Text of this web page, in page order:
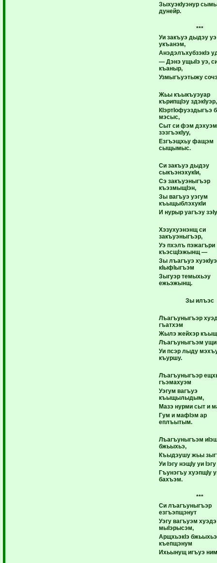
ЗыхуэкIуэнур
дунейр.
***
Уи закъуэ дыдэу уэ
укъанэм,
АнэдэлъхубзэкIэ
— Дэнэ ущыIэ уэ,
къаныр,
Узмыгъуэтыжу
Жьы къыкъуэуар
кърипщIэу здэкIуэр,
КIэртIофуэздыгъэ
мэсыс,
Сыт си фэм
зэзгъэкIуу,
Езгъэщхьу фащэм
сыщымыс.
Си закъуэ дыдэу
сыкъэнэхукIи,
Сэ закъуэныгъэр
къэзмыщIэн,
Зы вагъуэ уэгум
къыщыблэхукIи
И нурыр уагъэу
Хэзухуэнэнщ си
закъуэныгъэр,
Уэ пхэлъ пэжагъри
къэсщIэжынщ —
Зы лъагъуэ
кIыфIыгъэм
Зыгуэр темыхьэу
ежьэжынщ.
Зы илъэс
Лъагъуныгъэр
гъатхэм
Жылэ жейхэр
Лъагъуныгъэм
Уи псэр лыду
къуршу.
Лъагъуныгъэр
гъэмахуэм
Уэгум вагъуэ
къыщылыдым,
Мазэ нурми сыт и
Гум и мафIэм ар
еплъытым.
Лъагъуныгъэм
бжьыхьэ,
Къыдэушу жьы
Уи Iэгу нэщIу уи
Гъунэгъу хуэпщIу
бахъэм.
***
Си лъагъуныгъэр
езгъэпщэнут
Уэгу вагъуэм хуэдэ
мыIэрысэм,
АрщхьэкIэ
къепщэнум
Ихьынущ игъуэ